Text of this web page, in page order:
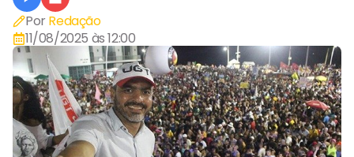
Por Redação
11/08/2025 às 12:00